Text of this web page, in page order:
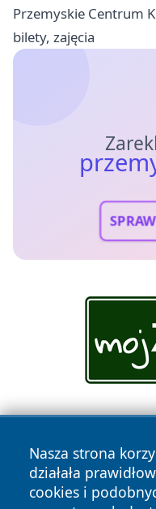
Przemyskie Centrum
bilety, zajęcia
Nasza strona
działała
cookies i